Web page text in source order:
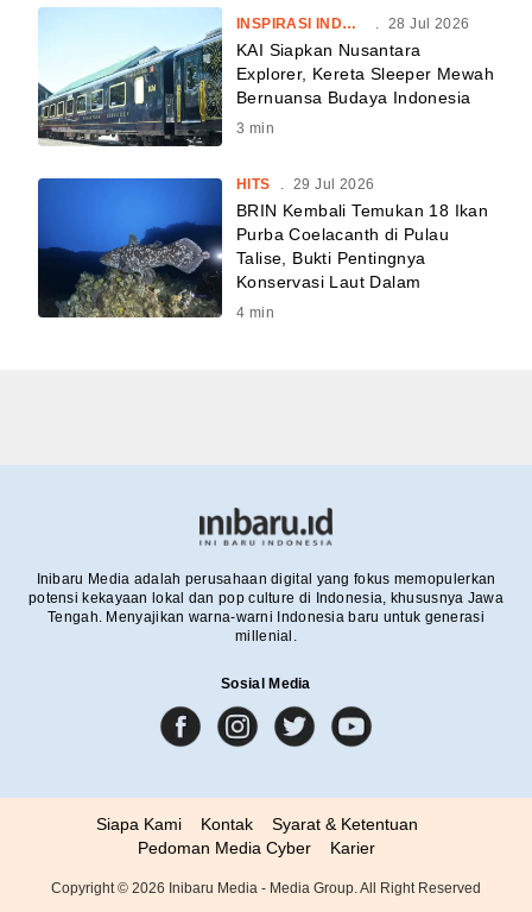
INSPIRASI INDONESIA . 28 Jul 2026
KAI Siapkan Nusantara
Explorer, Kereta Sleeper Mewah
Bernuansa Budaya Indonesia
3 min
HITS 29 Jul 2026
BRIN Kembali Temukan 18 Ikan
Purba Coelacanth di Pulau
Talise, Bukti Pentingnya
Konservasi Laut Dalam
4 min
Inibaru Media adalah perusahaan digital yang fokus memopulerkan
potensi kekayaan lokal dan pop culture di Indonesia, khususnya Jawa
Tengah. Menyajikan warna-warni Indonesia baru untuk generasi
millenial.
Sosial Media
Siapa Kami Kontak
Syarat & Ketentuan
Pedoman Media Cyber
Karier
Copyright © 2026 Inibaru Media - Media Group. All Right Reserved